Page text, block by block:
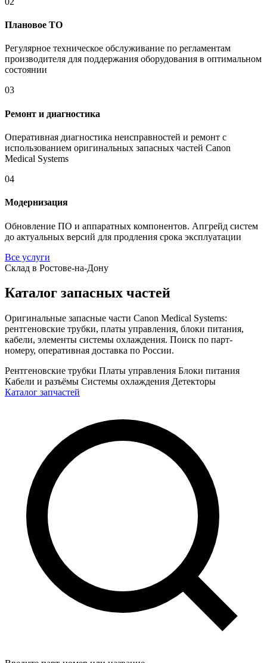
Плановое ТО
Регулярное техническое обслуживание по регламентам
производителя для поддержания оборудования в оптимальном
состоянии
03
Ремонт и диагностика
Оперативная диагностика неисправностей и ремонт с
использованием оригинальных запасных частей Canon
Medical Systems
04
Модернизация
Обновление ПО и аппаратных компонентов. Апгрейд систем
до актуальных версий для продления срока эксплуатации
Все услуги
Склад в Ростове-на-Дону
Каталог запасных частей
Оригинальные запасные части Canon Medical Systems:
рентгеновские трубки, платы управления, блоки питания,
кабели, элементы системы охлаждения. Поиск по парт-
номеру, оперативная доставка по России.
Рентгеновские трубки Платы управления Блоки питания
Кабели и разъёмы Системы охлаждения Детекторы
Каталог запчастей